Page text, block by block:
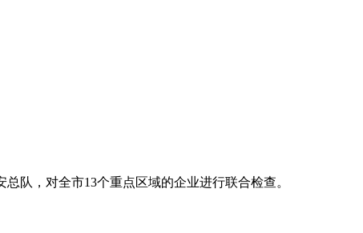
队，对全市13个重点区域的企业进行联合检查。